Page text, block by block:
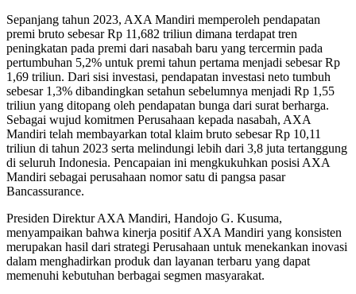
Sepanjang tahun 2023, AXA Mandiri memperoleh pendapatan
premi bruto sebesar Rp 11,682 triliun dimana terdapat tren
peningkatan pada premi dari nasabah baru yang tercermin pada
pertumbuhan 5,2% untuk premi tahun pertama menjadi sebesar Rp
1,69 triliun. Dari sisi investasi, pendapatan investasi neto tumbuh
sebesar 1,3% dibandingkan setahun sebelumnya menjadi Rp 1,55
triliun yang ditopang oleh pendapatan bunga dari surat berharga.
Sebagai wujud komitmen Perusahaan kepada nasabah, AXA
Mandiri telah membayarkan total klaim bruto sebesar Rp 10,11
triliun di tahun 2023 serta melindungi lebih dari 3,8 juta tertanggung
di seluruh Indonesia. Pencapaian ini mengkukuhkan posisi AXA
Mandiri sebagai perusahaan nomor satu di pangsa pasar
Bancassurance.
Presiden Direktur AXA Mandiri, Handojo G. Kusuma,
menyampaikan bahwa kinerja positif AXA Mandiri yang konsisten
merupakan hasil dari strategi Perusahaan untuk menekankan inovasi
dalam menghadirkan produk dan layanan terbaru yang dapat
memenuhi kebutuhan berbagai segmen masyarakat.